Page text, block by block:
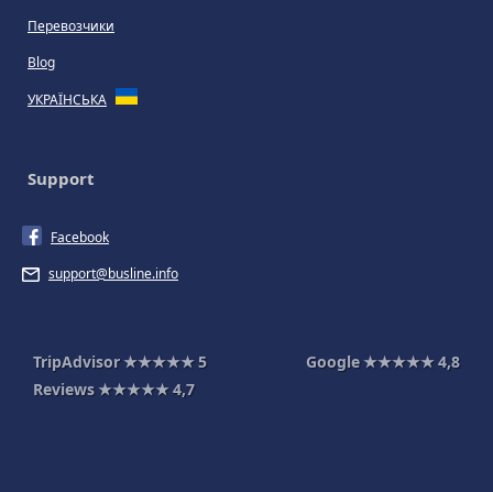
Перевозчики
Blog
УКРАЇНСЬКА
Support
Facebook
support@busline.info
TripAdvisor ★★★★★5 Google ★★★★★4,8
Reviews ★★★★★4,7